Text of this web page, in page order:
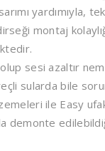
yardımıyla,
montaj
sesi azaltır
sularda bile
ile Easy
demonte